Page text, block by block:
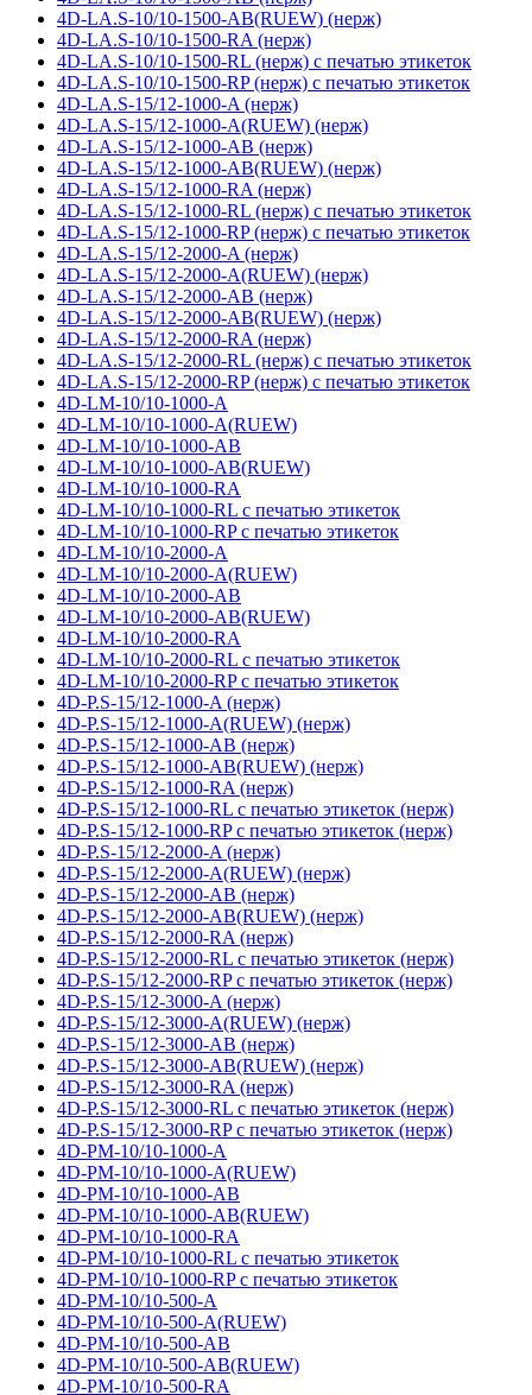
4D-LA.S-10/10-1500-AB(RUEW) (нерж)
4D-LA.S-10/10-1500-RA (нерж)
4D-LA.S-10/10-1500-RL (нерж) с печатью этикеток
4D-LA.S-10/10-1500-RP (нерж) с печатью этикеток
4D-LA.S-15/12-1000-A (нерж)
4D-LA.S-15/12-1000-A(RUEW) (нерж)
4D-LA.S-15/12-1000-AB (нерж)
4D-LA.S-15/12-1000-AB(RUEW) (нерж)
4D-LA.S-15/12-1000-RA (нерж)
4D-LA.S-15/12-1000-RL (нерж) с печатью этикеток
4D-LA.S-15/12-1000-RP (нерж) с печатью этикеток
4D-LA.S-15/12-2000-A (нерж)
4D-LA.S-15/12-2000-A(RUEW) (нерж)
4D-LA.S-15/12-2000-AB (нерж)
4D-LA.S-15/12-2000-AB(RUEW) (нерж)
4D-LA.S-15/12-2000-RA (нерж)
4D-LA.S-15/12-2000-RL (нерж) с печатью этикеток
4D-LA.S-15/12-2000-RP (нерж) с печатью этикеток
4D-LM-10/10-1000-A
4D-LM-10/10-1000-A(RUEW)
4D-LM-10/10-1000-AB
4D-LM-10/10-1000-AB(RUEW)
4D-LM-10/10-1000-RA
4D-LM-10/10-1000-RL с печатью этикеток
4D-LM-10/10-1000-RP с печатью этикеток
4D-LM-10/10-2000-A
4D-LM-10/10-2000-A(RUEW)
4D-LM-10/10-2000-AB
4D-LM-10/10-2000-AB(RUEW)
4D-LM-10/10-2000-RA
4D-LM-10/10-2000-RL с печатью этикеток
4D-LM-10/10-2000-RP с печатью этикеток
4D-P.S-15/12-1000-A (нерж)
4D-P.S-15/12-1000-A(RUEW) (нерж)
4D-P.S-15/12-1000-AB (нерж)
4D-P.S-15/12-1000-AB(RUEW) (нерж)
4D-P.S-15/12-1000-RA (нерж)
4D-P.S-15/12-1000-RL с печатью этикеток (нерж)
4D-P.S-15/12-1000-RP с печатью этикеток (нерж)
4D-P.S-15/12-2000-A (нерж)
4D-P.S-15/12-2000-A(RUEW) (нерж)
4D-P.S-15/12-2000-AB (нерж)
4D-P.S-15/12-2000-AB(RUEW) (нерж)
4D-P.S-15/12-2000-RA (нерж)
4D-P.S-15/12-2000-RL с печатью этикеток (нерж)
4D-P.S-15/12-2000-RP с печатью этикеток (нерж)
4D-P.S-15/12-3000-A (нерж)
4D-P.S-15/12-3000-A(RUEW) (нерж)
4D-P.S-15/12-3000-AB (нерж)
4D-P.S-15/12-3000-AB(RUEW) (нерж)
4D-P.S-15/12-3000-RA (нерж)
4D-P.S-15/12-3000-RL с печатью этикеток (нерж)
4D-P.S-15/12-3000-RP с печатью этикеток (нерж)
4D-PM-10/10-1000-A
4D-PM-10/10-1000-A(RUEW)
4D-PM-10/10-1000-AB
4D-PM-10/10-1000-AB(RUEW)
4D-PM-10/10-1000-RA
4D-PM-10/10-1000-RL с печатью этикеток
4D-PM-10/10-1000-RP с печатью этикеток
4D-PM-10/10-500-A
4D-PM-10/10-500-A(RUEW)
4D-PM-10/10-500-AB
4D-PM-10/10-500-AB(RUEW)
4D-PM-10/10-500-RA